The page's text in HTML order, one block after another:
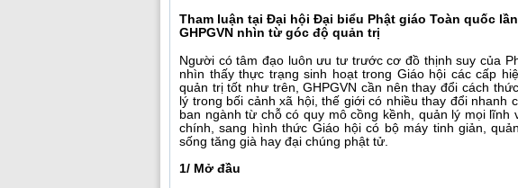
Tham luận tại Đại hội Đại biểu Phật giáo Toàn quốc
GHPGVN nhìn từ góc độ quản trị
Người có tâm đạo luôn ưu tư trước cơ đồ thịnh suy của
nhìn thấy thực trạng sinh hoạt trong Giáo hội các cấp
quản trị tốt như trên, GHPGVN cần nên thay đổi cách
lý trong bối cảnh xã hội, thế giới có nhiều thay đổi nhanh
ban ngành từ chỗ có quy mô cồng kềnh, quản lý mọi
chính, sang hình thức Giáo hội có bộ máy tinh giản,
sống tăng già hay đại chúng phật tử.
1/ Mở đầu